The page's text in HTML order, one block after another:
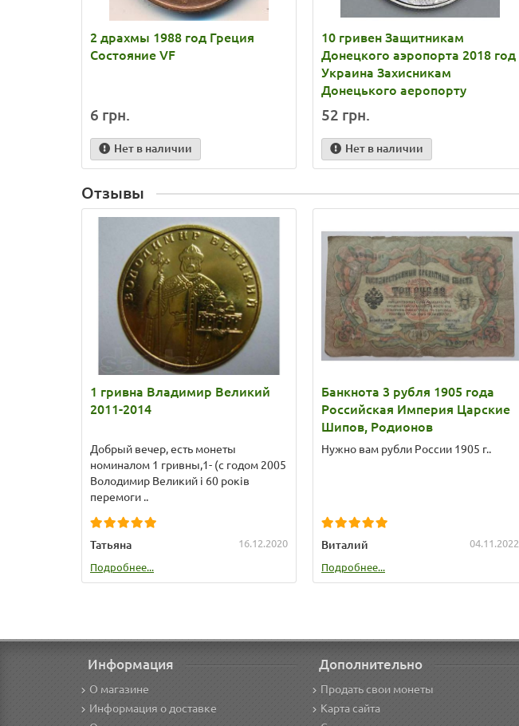
2 драхмы 1988 год Греция
Состояние VF
6 грн.
Нет в наличии
10 гривен Защитникам
Донецкого аэропорта 2018 год
Украина Захисникам
Донецького аеропорту
52 грн.
Нет в наличии
Отзывы
1 гривна Владимир Великий
2011-2014
Добрый вечер, есть монеты
номиналом 1 гривны,1- (с годом 2005
Володимир Великий і 60 років
перемоги ..
Татьяна 16.12.2020
Подробнее...
Банкнота 3 рубля 1905 года
Российская Империя Царские
Шипов, Родионов
Нужно вам рубли России 1905 г..
Виталий 04.11.2022
Подробнее...
Информация
О магазине
Информация о доставке
Дополнительно
Продать свои монеты
Карта сайта